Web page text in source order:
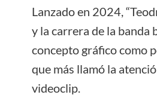
Lanzado en 2024,
y la carrera de la banda
concepto gráfico como
que más llamó la
videoclip.